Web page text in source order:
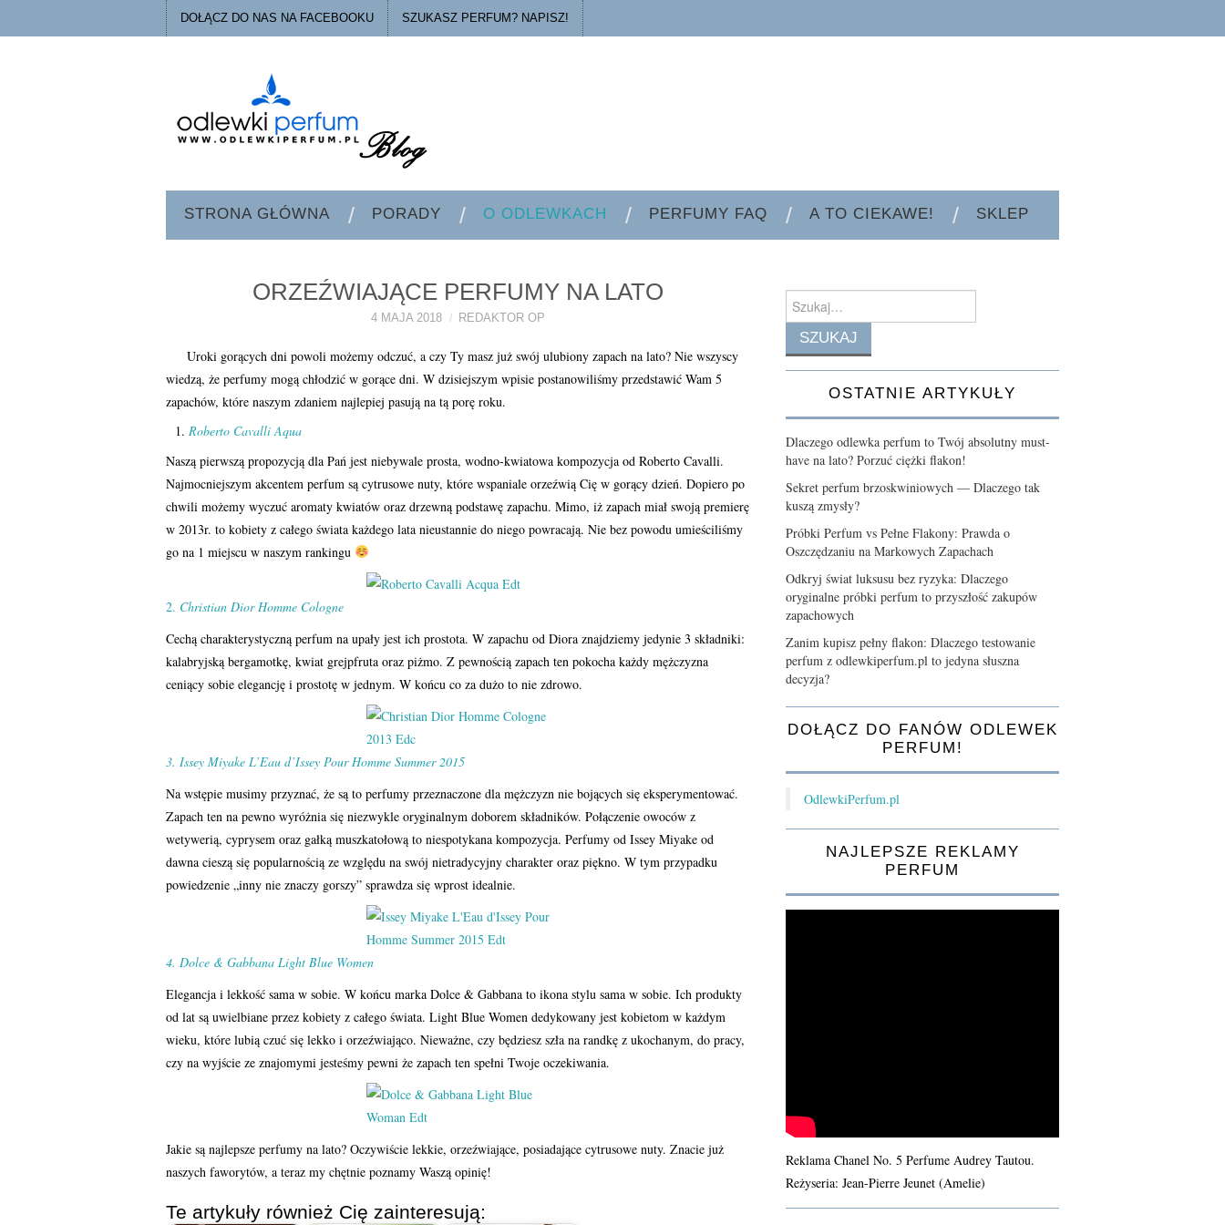
DOŁĄCZ DO NAS NA FACEBOOKU SZUKASZ PERFUM? NAPISZ!
STRONA GŁÓWNA PORADY O ODLEWKACH PERFUMY FAQ A TO CIEKAWE! SKLEP
ORZEŹWIAJĄCE PERFUMY NA LATO
4 MAJA 2018 REDAKTOR OP
Uroki gorących dni powoli możemy odczuć, a czy Ty masz już swój ulubiony zapach na lato? Nie wszyscy
wiedzą, że perfumy mogą chłodzić w gorące dni. W dzisiejszym wpisie postanowiliśmy przedstawić Wam 5
zapachów, które naszym zdaniem najlepiej pasują na tą porę roku.
Roberto Cavalli Aqua
Naszą pierwszą propozycją dla Pań jest niebywale prosta, wodno-kwiatowa kompozycja od Roberto Cavalli.
Najmocniejszym akcentem perfum są cytrusowe nuty, które wspaniale orzeźwią Cię w gorący dzień. Dopiero po
chwili możemy wyczuć aromaty kwiatów oraz drzewną podstawę zapachu. Mimo, iż zapach miał swoją premierę
w 2013r. to kobiety z całego świata każdego lata nieustannie do niego powracają. Nie bez powodu umieściliśmy
go na 1 miejscu w naszym rankingu
2. Christian Dior Homme Cologne
Cechą charakterystyczną perfum na upały jest ich prostota. W zapachu od Diora znajdziemy jedynie 3 składniki:
kalabryjską bergamotkę, kwiat grejpfruta oraz piżmo. Z pewnością zapach ten pokocha każdy mężczyzna
ceniący sobie elegancję i prostotę w jednym. W końcu co za dużo to nie zdrowo.
3. Issey Miyake L’Eau d’Issey Pour Homme Summer 2015
Na wstępie musimy przyznać, że są to perfumy przeznaczone dla mężczyzn nie bojących się eksperymentować.
Zapach ten na pewno wyróżnia się niezwykle oryginalnym doborem składników. Połączenie owoców z
wetywerią, cyprysem oraz gałką muszkatołową to niespotykana kompozycja. Perfumy od Issey Miyake od
dawna cieszą się popularnością ze względu na swój nietradycyjny charakter oraz piękno. W tym przypadku
powiedzenie „inny nie znaczy gorszy” sprawdza się wprost idealnie.
4. Dolce & Gabbana Light Blue Women
Elegancja i lekkość sama w sobie. W końcu marka Dolce & Gabbana to ikona stylu sama w sobie. Ich produkty
od lat są uwielbiane przez kobiety z całego świata. Light Blue Women dedykowany jest kobietom w każdym
wieku, które lubią czuć się lekko i orzeźwiająco. Nieważne, czy będziesz szła na randkę z ukochanym, do pracy,
czy na wyjście ze znajomymi jesteśmy pewni że zapach ten spełni Twoje oczekiwania.
Jakie są najlepsze perfumy na lato? Oczywiście lekkie, orzeźwiające, posiadające cytrusowe nuty. Znacie już
naszych faworytów, a teraz my chętnie poznamy Waszą opinię!
Te artykuły również Cię zainteresują:
Search
for:
OSTATNIE ARTYKUŁY
Dlaczego odlewka perfum to Twój absolutny must-
have na lato? Porzuć ciężki flakon!
Sekret perfum brzoskwiniowych — Dlaczego tak
kuszą zmysły?
Próbki Perfum vs Pełne Flakony: Prawda o
Oszczędzaniu na Markowych Zapachach
Odkryj świat luksusu bez ryzyka: Dlaczego
oryginalne próbki perfum to przyszłość zakupów
zapachowych
Zanim kupisz pełny flakon: Dlaczego testowanie
perfum z odlewkiperfum.pl to jedyna słuszna
decyzja?
DOŁĄCZ DO FANÓW ODLEWEK
PERFUM!
OdlewkiPerfum.pl
NAJLEPSZE REKLAMY
PERFUM
Reklama Chanel No. 5 Perfume Audrey Tautou.
Reżyseria: Jean-Pierre Jeunet (Amelie)